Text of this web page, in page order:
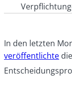
In den letzten
veröffentlichte die